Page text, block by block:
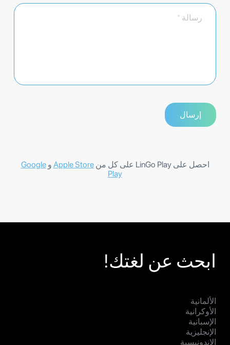
احصل على LinGo Play على كل من Apple Store وGoogle
Play
ابحث عن لغتك!
الألمانية
الأوكرانية
الإسبانية
الإنجليزية
الإندونيسية